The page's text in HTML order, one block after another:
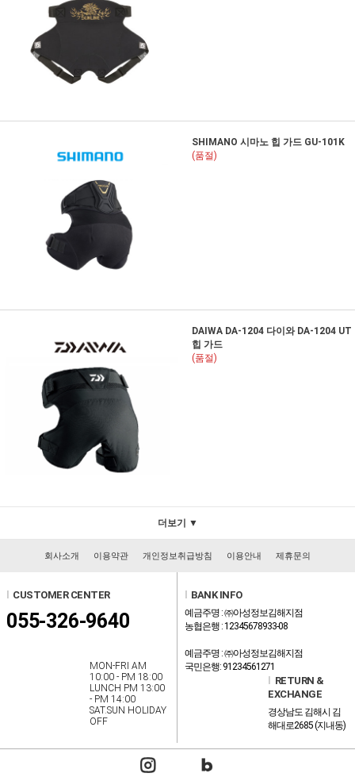
SHIMANO 시마노 힙 가드 GU-101K
(품절)
DAIWA DA-1204 다이와 DA-1204 UT
힙 가드
(품절)
더보기 ▼
회사소개 이용약관 개인정보취급방침 이용안내 제휴문의
l CUSTOMER CENTER
055-326-9640
MON-FRI AM
10:00 - PM 18:00
LUNCH PM 13:00
- PM 14:00
SAT.SUN HOLIDAY
OFF
l BANK INFO
예금주명 : ㈜아성정보김해지점
농협은행 : 12345678933-08
예금주명 : ㈜아성정보김해지점
국민은행: 91234561271
l RETURN &
EXCHANGE
경상남도 김해시 김
해대로2685 (지내동)